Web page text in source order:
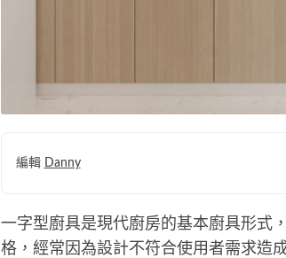
一字型廚具是現代廚房的基本廚具形式
格，經常因為設計不符合使用者需求造
編輯 Danny